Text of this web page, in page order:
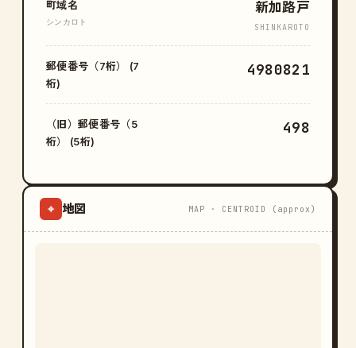
町域名
シンカロト
新加路戸
SHINKAROTO
郵便番号（7桁） (7
桁)
4980821
（旧）郵便番号（5
桁） (5桁)
498
⌖ 地図 MAP · CENTROID (approx)